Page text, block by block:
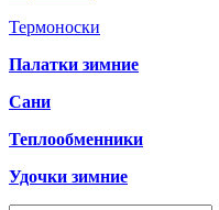
Термоноски
Палатки зимние
Сани
Теплообменники
Удочки зимние